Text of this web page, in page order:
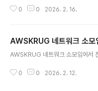
0 0 2026. 2. 16.
AWSKRUG 네트워크 소
AWSKRUG 네트워크 소모임에서
0 0 2026. 2. 12.